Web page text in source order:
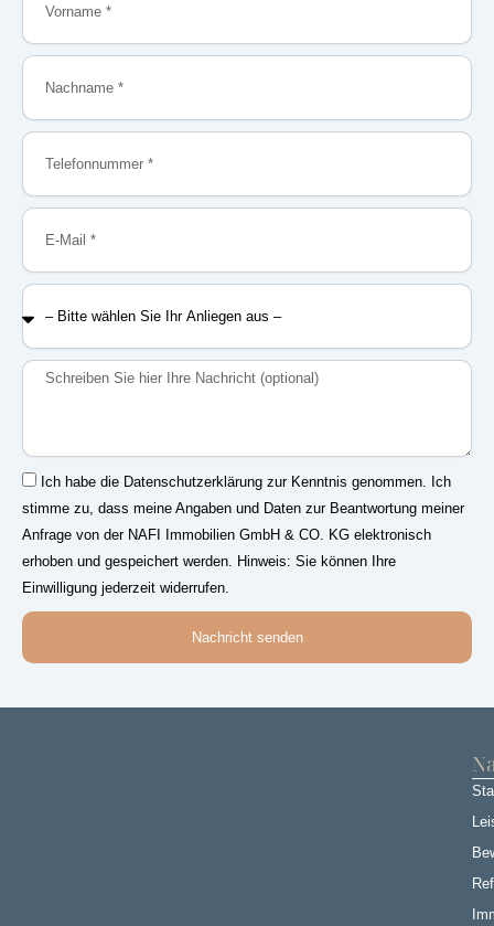
Nachname
Telefonnummer
E-
Mail
–
Bitte
Sie
Ihr
Nachricht
Einwilligung
Ich habe die Datenschutzerklärung zur Kenntnis genommen. Ich
stimme zu, dass meine Angaben und Daten zur Beantwortung meiner
Anfrage von der NAFI Immobilien GmbH & CO. KG elektronisch
erhoben und gespeichert werden. Hinweis: Sie können Ihre
Einwilligung jederzeit widerrufen.
Nachricht senden